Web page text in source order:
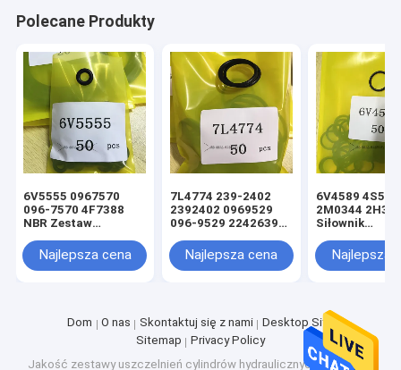
Polecane Produkty
6V5555 0967570
096-7570 4F7388
NBR Zestaw
hydraulicznego z
czarnym oringiem
Najlepsza cena
7L4774 239-2402
2392402 0969529
096-9529 2242639
Czarny Oring Zestaw
uszczelek siłownika
Najlepsza cena
6V4589
2M0344
Siłownik
podnośnika i
kierowniczego
Najlepsza
Dom O nas Skontaktuj się z nami
Desktop Site
Sitemap
Privacy Policy
Jakość zestawy uszczelnień cylindrów hydraulicznychFabryka w